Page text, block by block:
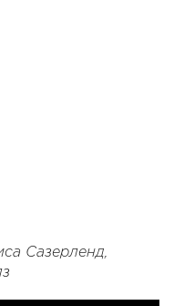
Сазерленд,